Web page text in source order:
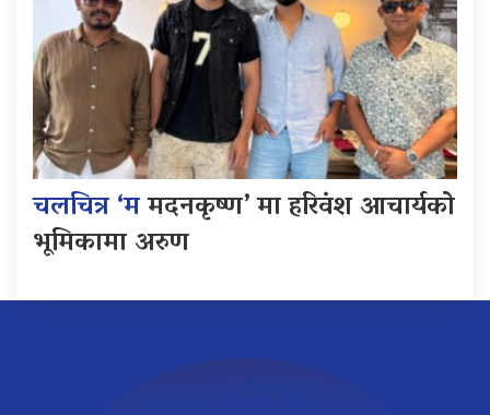
चलचित्र ‘ममदनकृष्ण’ मा हरिवंश आचार्यको
भूमिकामा अरुण